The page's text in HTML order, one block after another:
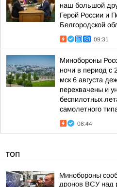
наш большой
Герой России и
Белгородской
09:31
Минобороны
ночи в период с
мск 6 августа
перехвачены и
беспилотных
самолетного
08:44
ТОП
Минобороны
дронов ВСУ над